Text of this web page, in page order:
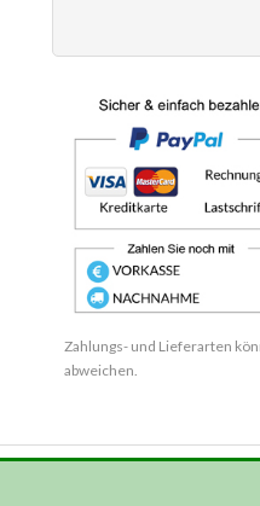
Zahlungs- und Lieferarten
abweichen.